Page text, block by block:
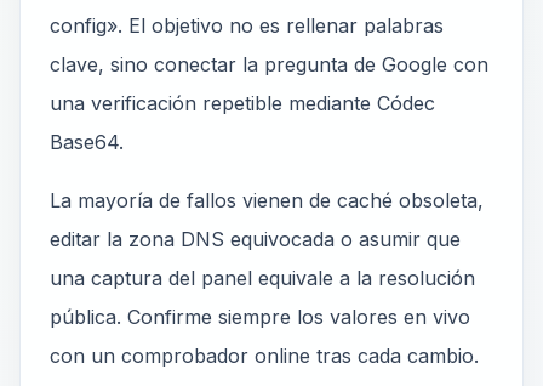
config». El objetivo no es rellenar palabras
clave, sino conectar la pregunta de Google con
una verificación repetible mediante Códec
Base64.
La mayoría de fallos vienen de caché obsoleta,
editar la zona DNS equivocada o asumir que
una captura del panel equivale a la resolución
pública. Confirme siempre los valores en vivo
con un comprobador online tras cada cambio.